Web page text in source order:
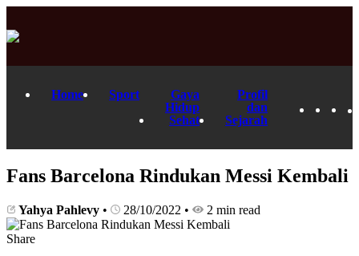
Home Sport
Gaya
Hidup
Sehat
Profil
dan
Sejarah
Fans Barcelona Rindukan Messi Kembali
Yahya Pahlevy • 28/10/2022 • 2 min read
Share